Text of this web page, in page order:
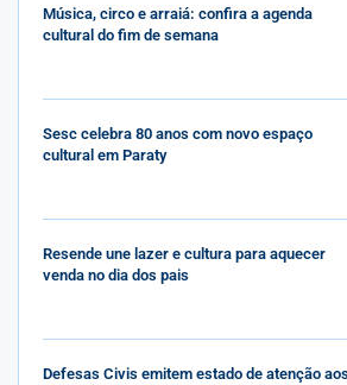
Música, circo e arraiá: confira a agenda
cultural do fim de semana
Sesc celebra 80 anos com novo espaço
cultural em Paraty
Resende une lazer e cultura para aquecer
venda no dia dos pais
Defesas Civis emitem estado de atenção aos